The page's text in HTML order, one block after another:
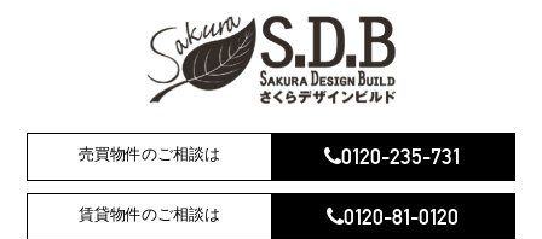
売買物件のご相談は 0120-235-731
賃貸物件のご相談は 0120-81-0120